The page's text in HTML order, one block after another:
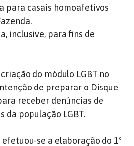
para casais homoafetivos
inclusive, para fins de
do módulo LGBT no
de preparar o Disque
receber denúncias de
da população LGBT.
se a elaboração do 1º